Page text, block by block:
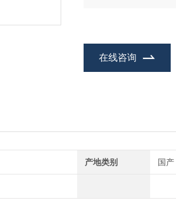
在线咨询
产地类别 国产